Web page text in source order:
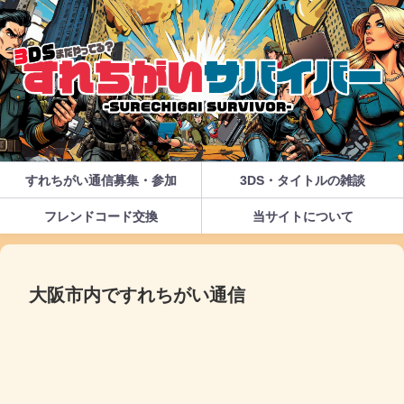
すれちがい通信募集・参加 3DS・タイトルの雑談
フレンドコード交換 当サイトについて
大阪市内ですれちがい通信